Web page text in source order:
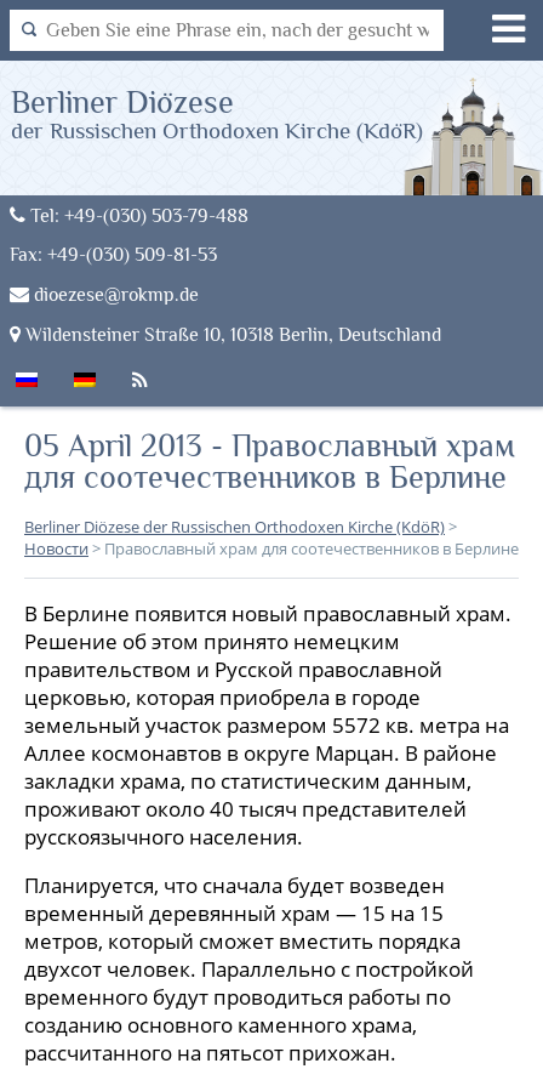
Tel: +49-(030) 503-79-488
Fax: +49-(030) 509-81-53
dioezese@rokmp.de
Wildensteiner Straße 10, 10318 Berlin, Deutschland
Berliner Diözese
der Russischen Orthodoxen Kirche (KdöR)
05 April 2013 - Православный храм
для соотечественников в Берлине
Berliner Diözese der Russischen Orthodoxen Kirche (KdöR)>
Новости > Православный храм для соотечественников в Берлине
В Берлине появится новый православный храм.
Решение об этом принято немецким
правительством и Русской православной
церковью, которая приобрела в городе
земельный участок размером 5572 кв. метра на
Аллее космонавтов в округе Марцан. В районе
закладки храма, по статистическим данным,
проживают около 40 тысяч представителей
русскоязычного населения.
Планируется, что сначала будет возведен
временный деревянный храм — 15 на 15
метров, который сможет вместить порядка
двухсот человек. Параллельно с постройкой
временного будут проводиться работы по
созданию основного каменного храма,
рассчитанного на пятьсот прихожан.